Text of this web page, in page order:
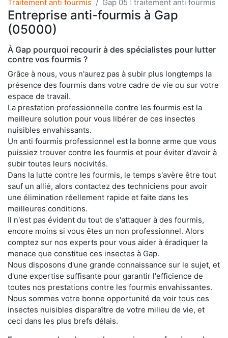
Traitement anti fourmis Gap 05 : traitement anti fourmis
Entreprise anti-fourmis à Gap
(05000)
À Gap pourquoi recourir à des spécialistes pour lutter
contre vos fourmis ?
Grâce à nous, vous n'aurez pas à subir plus longtemps la
présence des fourmis dans votre cadre de vie ou sur votre
espace de travail.
La prestation professionnelle contre les fourmis est la
meilleure solution pour vous libérer de ces insectes
nuisibles envahissants.
Un anti fourmis professionnel est la bonne arme que vous
puissiez trouver contre les fourmis et pour éviter d'avoir à
subir toutes leurs nocivités.
Dans la lutte contre les fourmis, le temps s'avère être tout
sauf un allié, alors contactez des techniciens pour avoir
une élimination réellement rapide et faite dans les
meilleures conditions.
Il n'est pas évident du tout de s'attaquer à des fourmis,
encore moins si vous êtes un non professionnel. Alors
comptez sur nos experts pour vous aider à éradiquer la
menace que constitue ces insectes à Gap.
Nous disposons d'une grande connaissance sur le sujet, et
d'une expertise suffisante pour garantir l'efficience de
toutes nos prestations contre les fourmis envahissantes.
Nous sommes votre bonne opportunité de voir tous ces
insectes nuisibles disparaître de votre milieu de vie, et
ceci dans les plus brefs délais.